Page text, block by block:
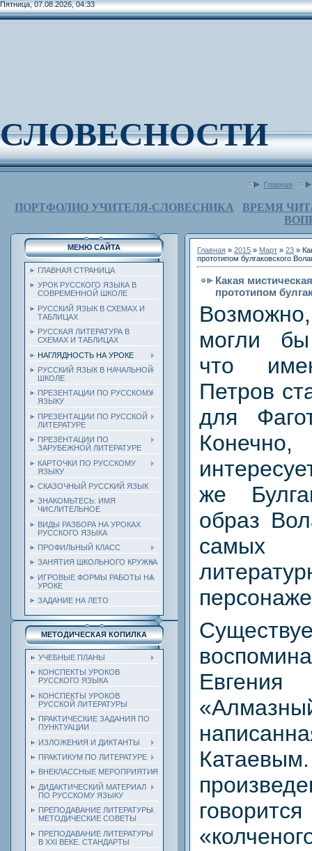
Пятница, 07.08.2026, 04:33
СЛОВЕСНОСТИ
Главная
ПОРТФОЛИО УЧИТЕЛЯ-СЛОВЕСНИКА
ВРЕМЯ
МЕНЮ САЙТА
ГЛАВНАЯ СТРАНИЦА
УРОК РУССКОГО ЯЗЫКА В
СОВРЕМЕННОЙ ШКОЛЕ
РУССКИЙ ЯЗЫК В СХЕМАХ И
ТАБЛИЦАХ
РУССКАЯ ЛИТЕРАТУРА В
СХЕМАХ И ТАБЛИЦАХ
НАГЛЯДНОСТЬ НА УРОКЕ
РУССКИЙ ЯЗЫК В НАЧАЛЬНОЙ
ШКОЛЕ
ПРЕЗЕНТАЦИИ ПО РУССКОМУ
ЯЗЫКУ
ПРЕЗЕНТАЦИИ ПО РУССКОЙ
ЛИТЕРАТУРЕ
ПРЕЗЕНТАЦИИ ПО
ЗАРУБЕЖНОЙ ЛИТЕРАТУРЕ
КАРТОЧКИ ПО РУССКОМУ
ЯЗЫКУ
СКАЗОЧНЫЙ РУССКИЙ ЯЗЫК
ЗНАКОМЬТЕСЬ: ИМЯ
ЧИСЛИТЕЛЬНОЕ
ВИДЫ РАЗБОРА НА УРОКАХ
РУССКОГО ЯЗЫКА
ПРОФИЛЬНЫЙ КЛАСС
ЗАНЯТИЯ ШКОЛЬНОГО КРУЖКА
ИГРОВЫЕ ФОРМЫ РАБОТЫ НА
УРОКЕ
ЗАДАНИЕ НА ЛЕТО
МЕТОДИЧЕСКАЯ КОПИЛКА
УЧЕБНЫЕ ПЛАНЫ
КОНСПЕКТЫ УРОКОВ
РУССКОГО ЯЗЫКА
КОНСПЕКТЫ УРОКОВ
РУССКОЙ ЛИТЕРАТУРЫ
ПРАКТИЧЕСКИЕ ЗАДАНИЯ ПО
ПУНКТУАЦИИ
ИЗЛОЖЕНИЯ И ДИКТАНТЫ
ПРАКТИКУМ ПО ЛИТЕРАТУРЕ
ВНЕКЛАССНЫЕ МЕРОПРИЯТИЯ
ДИДАКТИЧЕСКИЙ МАТЕРИАЛ
ПО РУССКОМУ ЯЗЫКУ
ПРЕПОДАВАНИЕ ЛИТЕРАТУРЫ.
МЕТОДИЧЕСКИЕ СОВЕТЫ
ПРЕПОДАВАНИЕ ЛИТЕРАТУРЫ
В XXI ВЕКЕ. СТАНДАРТЫ
Главная » 2015 » Март » 23 »
прототипом булгаковского
Какая
прототипом
могли бы
что
Петров
для
же
образ
самых